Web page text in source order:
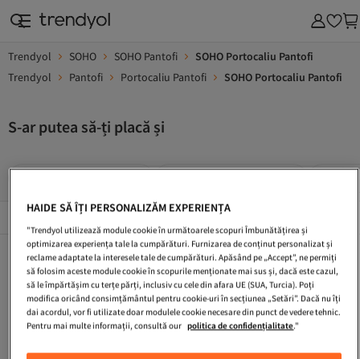
Trendyol SOHO SOHO Pantofi
SOHO Portocaliu Pantofi
Trendyol
Pantofi Portocaliu Pantofi SOHO Portocaliu Pantofi
S-ar putea să-ți placă și
Mărcile Populare
Pantofi Portocalii Damă Pantofi Stiletto PortocaliiPantofi Colorati
Adidas Portocaliu
Pantofi Sport Fucsia Dama
Pantofi Dama Roz Pudra
Pantofi De Damă Albastru Deschis Fucsia Pantofi
Pantofi Sneakers
Pantofi Turcoaz
Toc Plat Portocaliu Sneakers
HAIDE SĂ ÎȚI PERSONALIZĂM EXPERIENȚA
"Trendyol utilizează module cookie în următoarele scopuri Îmbunătățirea și
optimizarea experiența tale la cumpărături. Furnizarea de conținut personalizat și
reclame adaptate la interesele tale de cumpărături. Apăsând pe „Accept”, ne permiți
să folosim aceste module cookie în scopurile menționate mai sus și, dacă este cazul,
să le împărtășim cu terțe părți, inclusiv cu cele din afara UE (SUA, Turcia). Poți
modifica oricând consimțământul pentru cookie-uri în secțiunea „Setări”. Dacă nu îți
dai acordul, vor fi utilizate doar modulele cookie necesare din punct de vedere tehnic.
Pentru mai multe informații, consultă our politica de confidențialitate."